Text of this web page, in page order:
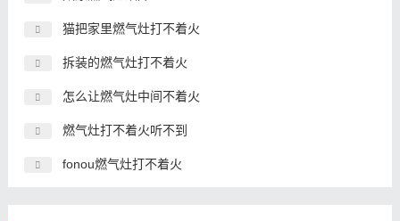
猫把家里燃气灶打不着火
拆装的燃气灶打不着火
怎么让燃气灶中间不着火
燃气灶打不着火听不到
fonou燃气灶打不着火